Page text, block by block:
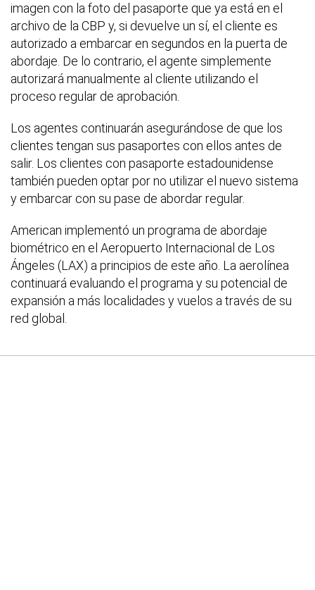
imagen con la foto del pasaporte que ya está en el
archivo de la CBP y, si devuelve un sí, el cliente es
autorizado a embarcar en segundos en la puerta de
abordaje. De lo contrario, el agente simplemente
autorizará manualmente al cliente utilizando el
proceso regular de aprobación.
Los agentes continuarán asegurándose de que los
clientes tengan sus pasaportes con ellos antes de
salir. Los clientes con pasaporte estadounidense
también pueden optar por no utilizar el nuevo sistema
y embarcar con su pase de abordar regular.
American implementó un programa de abordaje
biométrico en el Aeropuerto Internacional de Los
Ángeles (LAX) a principios de este año. La aerolínea
continuará evaluando el programa y su potencial de
expansión a más localidades y vuelos a través de su
red global.